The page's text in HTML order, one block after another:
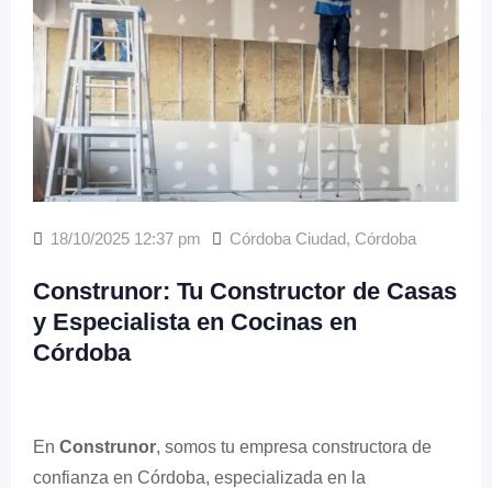
18/10/2025 12:37 pm Córdoba Ciudad, Córdoba
Construnor: Tu Constructor de Casas
y Especialista en Cocinas en
Córdoba
En Construnor, somos tu empresa constructora de
confianza en Córdoba, especializada en la